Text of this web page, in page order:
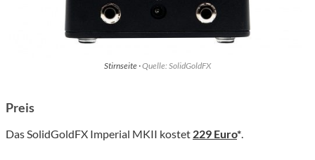
Stirnseite ·Quelle: SolidGoldFX
Preis
Das SolidGoldFX Imperial MKII kostet 229 Euro*.